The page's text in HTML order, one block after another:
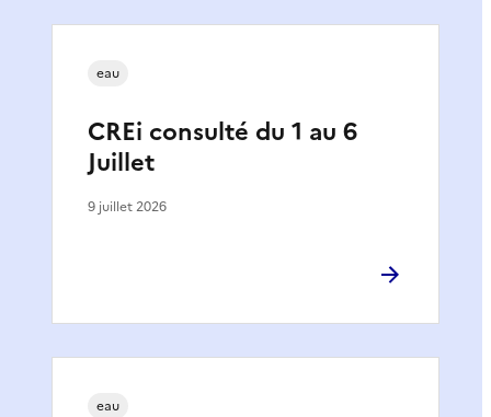
CREi consulté du 1 au 6
Juillet
eau
9 juillet 2026
eau